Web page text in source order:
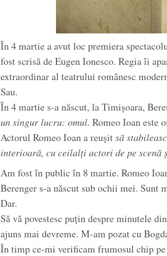
În 4 martie a avut loc premiera
fost scrisă de Eugen Ionesco. Regia îi
extraordinar al teatrului românesc
Sau.
În 4 martie s-a născut, la Timișoara,
un singur lucru: omul. Romeo Ioan este
Actorul Romeo Ioan a reușitsă
interioară, cu ceilalți actori de pe scenă
Am fost în public în 8 martie. Romeo
Berenger s-a născut sub ochii mei. Sunt
Dar.
Să vă povestesc puțin despre minutele
ajuns mai devreme. M-am pozat cu
În timp ce-mi verificam frumosul chip